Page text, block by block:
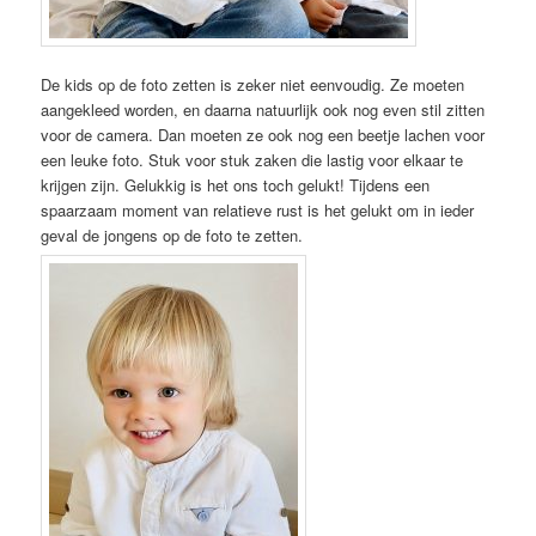
De kids op de foto zetten is zeker niet eenvoudig. Ze moeten
aangekleed worden, en daarna natuurlijk ook nog even stil zitten
voor de camera. Dan moeten ze ook nog een beetje lachen voor
een leuke foto. Stuk voor stuk zaken die lastig voor elkaar te
krijgen zijn. Gelukkig is het ons toch gelukt! Tijdens een
spaarzaam moment van relatieve rust is het gelukt om in ieder
geval de jongens op de foto te zetten.